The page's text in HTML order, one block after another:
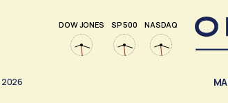
DOW JONES SP 500 NASDAQ
2026